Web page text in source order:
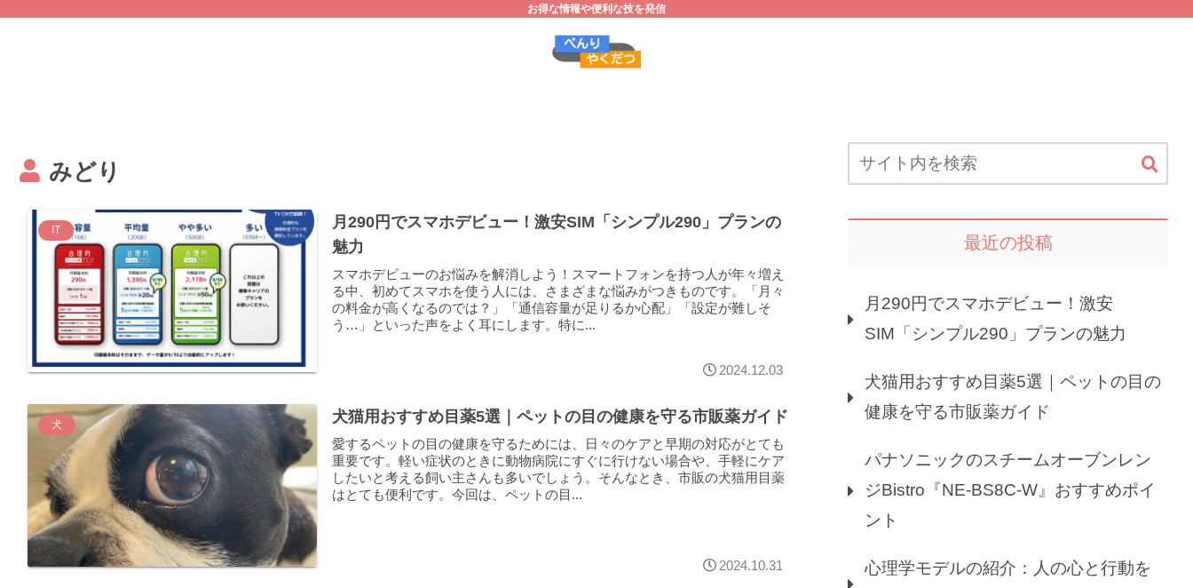
お得な情報や便利な技を発信
みどり
IT
月290円でスマホデビュー！激安SIM「シンプル290」プランの
魅力
スマホデビューのお悩みを解消しよう！スマートフォンを持つ人が年々増え
る中、初めてスマホを使う人には、さまざまな悩みがつきものです。「月々
の料金が高くなるのでは？」「通信容量が足りるか心配」「設定が難しそ
う…」といった声をよく耳にします。特に...
2024.12.03
犬 犬猫用おすすめ目薬5選｜ペットの目の健康を守る市販薬ガイド
愛するペットの目の健康を守るためには、日々のケアと早期の対応がとても
重要です。軽い症状のときに動物病院にすぐに行けない場合や、手軽にケア
したいと考える飼い主さんも多いでしょう。そんなとき、市販の犬猫用目薬
はとても便利です。今回は、ペットの目...
2024.10.31
最近の投稿
月290円でスマホデビュー！激安
SIM「シンプル290」プランの魅力
犬猫用おすすめ目薬5選｜ペットの目の
健康を守る市販薬ガイド
パナソニックのスチームオーブンレン
ジBistro『NE-BS8C-W』おすすめポイ
ント
心理学モデルの紹介：人の心と行動を